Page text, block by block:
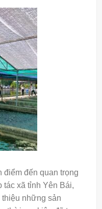
điểm đến quan trọng
tác xã tỉnh Yên Bái,
những sản